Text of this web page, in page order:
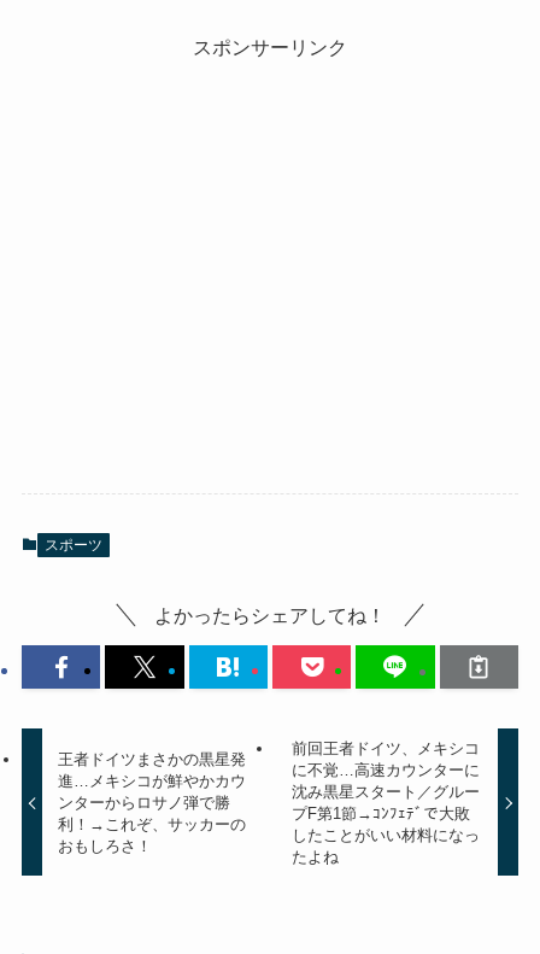
スポンサーリンク
スポーツ
よかったらシェアしてね！
王者ドイツまさかの黒星発
進…メキシコが鮮やかカウ
ンターからロサノ弾で勝
利！→これぞ、サッカーの
おもしろさ！
前回王者ドイツ、メキシコ
に不覚…高速カウンターに
沈み黒星スタート／グルー
プF第1節→ｺﾝﾌｪﾃﾞで大敗
したことがいい材料になっ
たよね